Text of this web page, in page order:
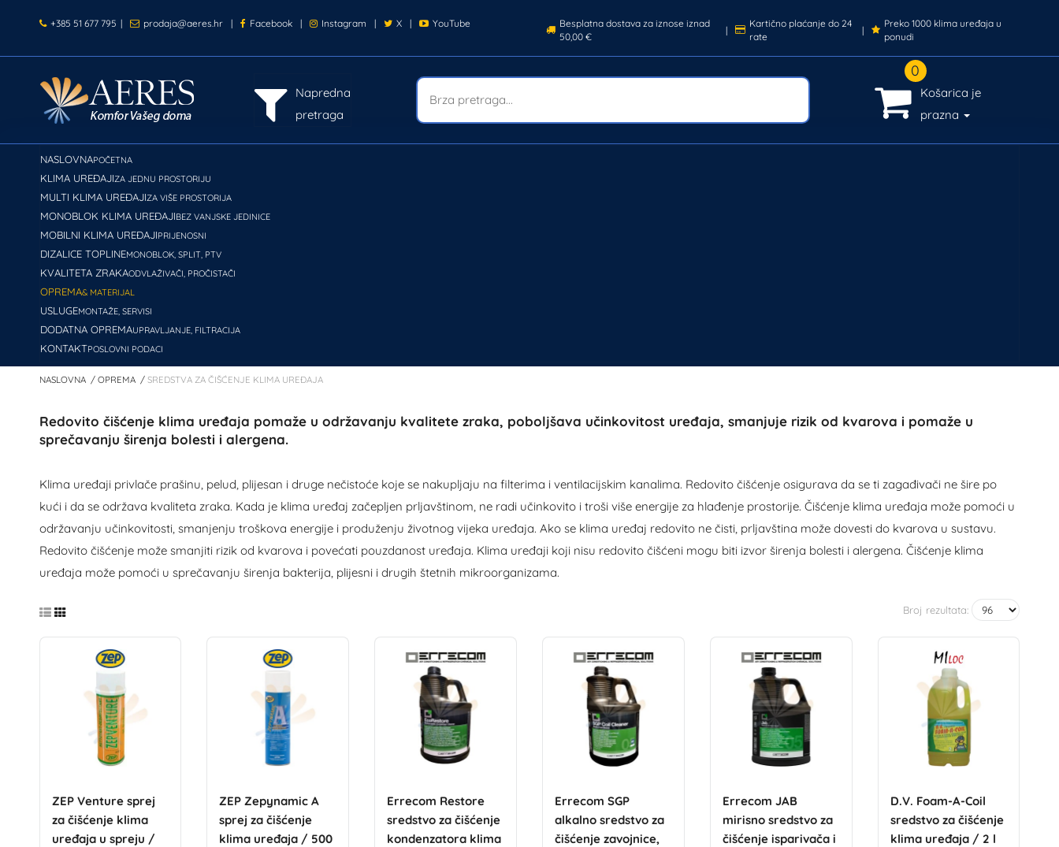
+385 51 677 795 | prodaja@aeres.hr | Facebook | Instagram | X | YouTube
Besplatna dostava za iznose iznad
50,00 €
|
Kartično plaćanje do 24
rate
|
Preko 1000 klima uređaja u
ponudi
Napredna
pretraga
0
Košarica je
prazna
NASLOVNAPOČETNA
KLIMA UREĐAJIZA JEDNU PROSTORIJU
MULTI KLIMA UREĐAJIZA VIŠE PROSTORIJA
MONOBLOK KLIMA UREĐAJIBEZ VANJSKE JEDINICE
MOBILNI KLIMA UREĐAJIPRIJENOSNI
DIZALICE TOPLINEMONOBLOK, SPLIT, PTV
KVALITETA ZRAKAODVLAŽIVAČI, PROČISTAČI
OPREMA& MATERIJAL
USLUGEMONTAŽE, SERVISI
DODATNA OPREMAUPRAVLJANJE, FILTRACIJA
KONTAKTPOSLOVNI PODACI
NASLOVNA OPREMA SREDSTVA ZA ČIŠĆENJE KLIMA UREĐAJA
Redovito čišćenje klima uređaja pomaže u održavanju kvalitete zraka, poboljšava učinkovitost uređaja, smanjuje rizik od kvarova i pomaže u
sprečavanju širenja bolesti i alergena.
Klima uređaji privlače prašinu, pelud, plijesan i druge nečistoće koje se nakupljaju na filterima i ventilacijskim kanalima. Redovito čišćenje osigurava da se ti zagađivači ne šire po
kući i da se održava kvaliteta zraka. Kada je klima uređaj začepljen prljavštinom, ne radi učinkovito i troši više energije za hlađenje prostorije. Čišćenje klima uređaja može pomoći u
održavanju učinkovitosti, smanjenju troškova energije i produženju životnog vijeka uređaja. Ako se klima uređaj redovito ne čisti, prljavština može dovesti do kvarova u sustavu.
Redovito čišćenje može smanjiti rizik od kvarova i povećati pouzdanost uređaja. Klima uređaji koji nisu redovito čišćeni mogu biti izvor širenja bolesti i alergena. Čišćenje klima
uređaja može pomoći u sprečavanju širenja bakterija, plijesni i drugih štetnih mikroorganizama.
Broj rezultata:
ZEP Venture sprej
za čišćenje klima
uređaja u spreju /
ZEP Zepynamic A
sprej za čišćenje
klima uređaja / 500
Errecom Restore
sredstvo za čišćenje
kondenzatora klima
Errecom SGP
alkalno sredstvo za
čišćenje zavojnice,
Errecom JAB
mirisno sredstvo za
čišćenje isparivača i
D.V. Foam-A-Coil
sredstvo za čišćenje
klima uređaja / 2 l